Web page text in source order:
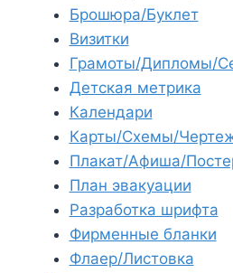
Брошюра/Буклет
Визитки
Грамоты/Дипломы/
Детская метрика
Календари
Карты/Схемы/
Плакат/Афиша/
План эвакуации
Разработка шрифта
Фирменные бланки
Флаер/Листовка